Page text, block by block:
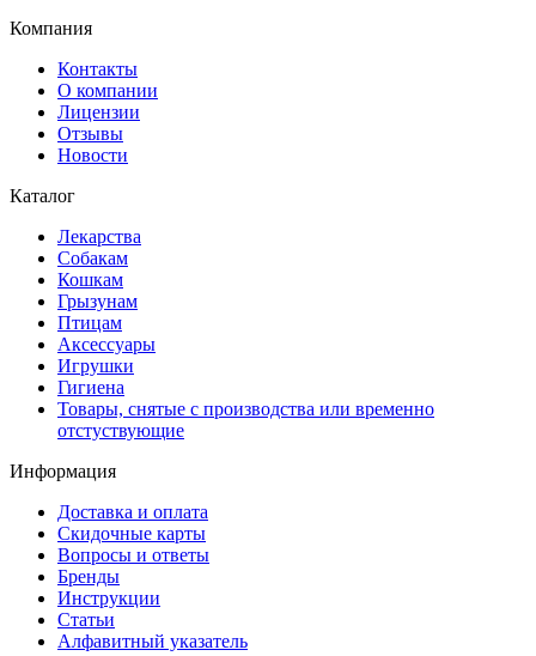
Компания
Контакты
О компании
Лицензии
Отзывы
Новости
Каталог
Лекарства
Собакам
Кошкам
Грызунам
Птицам
Аксессуары
Игрушки
Гигиена
Товары, снятые с производства или временно
отстуствующие
Информация
Доставка и оплата
Скидочные карты
Вопросы и ответы
Бренды
Инструкции
Статьи
Алфавитный указатель